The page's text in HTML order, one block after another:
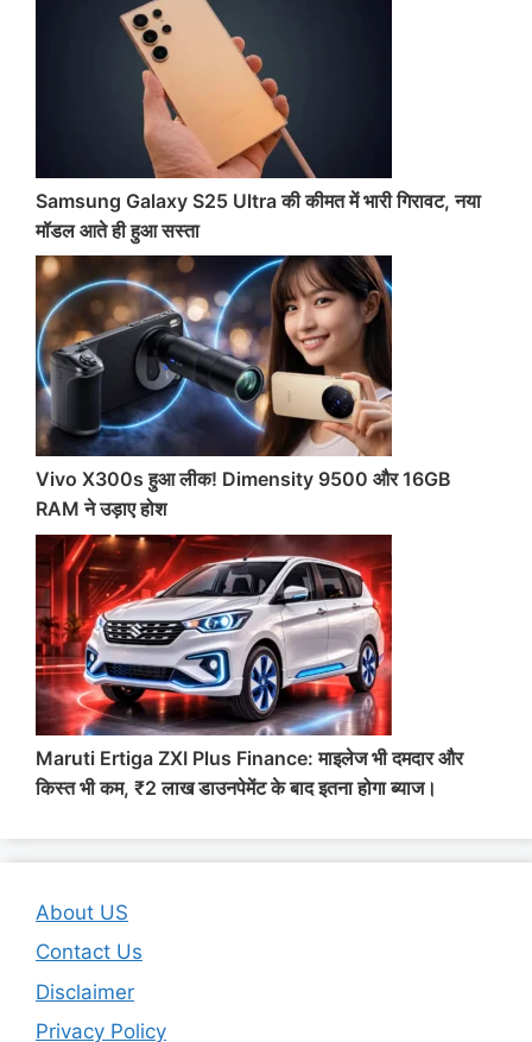
Samsung Galaxy S25 Ultra की कीमत में भारी गिरावट, नया
मॉडल आते ही हुआ सस्ता
Vivo X300s हुआ लीक! Dimensity 9500 और 16GB
RAM ने उड़ाए होश
Maruti Ertiga ZXI Plus Finance: माइलेज भी दमदार और
किस्त भी कम, ₹2 लाख डाउनपेमेंट के बाद इतना होगा ब्याज।
About US
Contact Us
Disclaimer
Privacy Policy